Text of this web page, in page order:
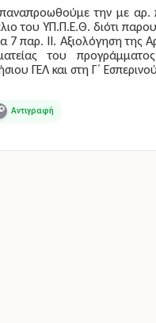
την με
του ΥΠ.Π.Ε.Θ. διότι
7 παρ. ΙΙ. Αξιολόγηση της
του
ΓΕΛ και στη Γ΄